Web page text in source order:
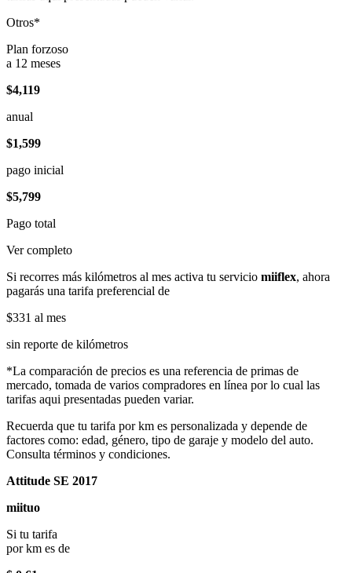
Otros*
Plan forzoso
a 12 meses
$4,119
anual
$1,599
pago inicial
$5,799
Pago total
Ver completo
Si recorres más kilómetros al mes activa tu servicio miiflex, ahora
pagarás una tarifa preferencial de
$331 al mes
sin reporte de kilómetros
*La comparación de precios es una referencia de primas de
mercado, tomada de varios compradores en línea por lo cual las
tarifas aqui presentadas pueden variar.
Recuerda que tu tarifa por km es personalizada y depende de
factores como: edad, género, tipo de garaje y modelo del auto.
Consulta términos y condiciones.
Attitude SE 2017
miituo
Si tu tarifa
por km es de